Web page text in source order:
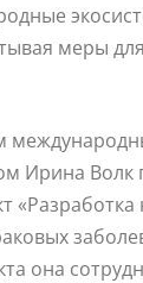
меры
Ирина Волк
она